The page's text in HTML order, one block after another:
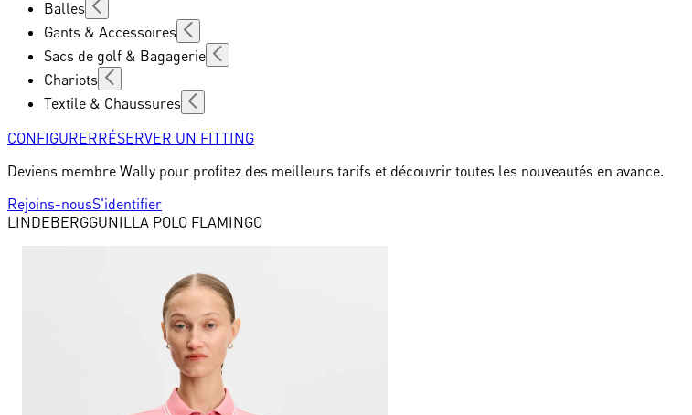
Balles
Gants & Accessoires
Sacs de golf & Bagagerie
Chariots
Textile & Chaussures
CONFIGURERRÉSERVER UN FITTING
Deviens membre Wally pour profitez des meilleurs tarifs et découvrir toutes les nouveautés en avance.
Rejoins-nousS'identifier
LINDEBERGGUNILLA POLO FLAMINGO